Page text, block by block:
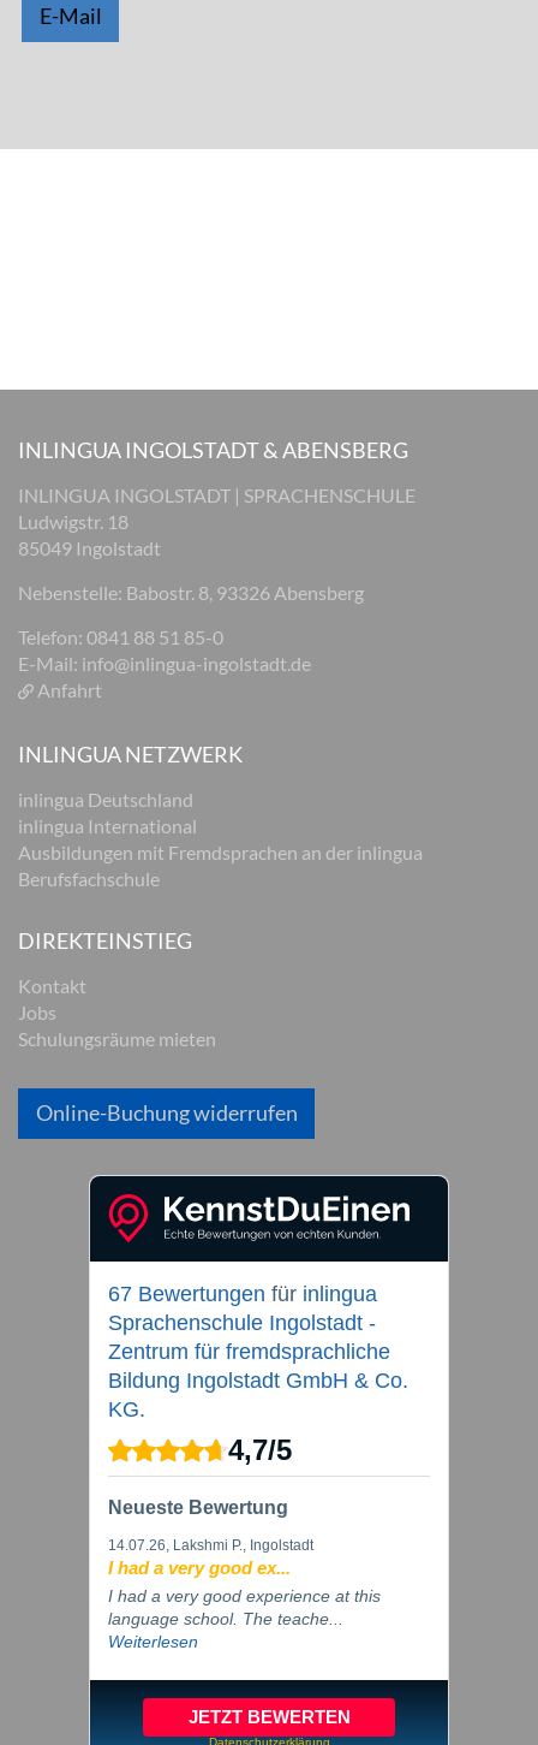
E-Mail
INLINGUA INGOLSTADT & ABENSBERG
INLINGUA INGOLSTADT | SPRACHENSCHULE
Ludwigstr. 18
85049 Ingolstadt
Nebenstelle: Babostr. 8, 93326 Abensberg
Telefon: 0841 88 51 85-0
E-Mail: info@inlingua-ingolstadt.de
Anfahrt
INLINGUA NETZWERK
inlingua Deutschland
inlingua International
Ausbildungen mit Fremdsprachen an der inlingua
Berufsfachschule
DIREKTEINSTIEG
Kontakt
Jobs
Schulungsräume mieten
Online-Buchung widerrufen
67 Bewertungen für inlingua
Sprachenschule Ingolstadt -
Zentrum für fremdsprachliche
Bildung Ingolstadt GmbH & Co.
KG.
4,7/5
Neueste Bewertung
14.07.26, Lakshmi P., Ingolstadt
I had a very good ex...
I had a very good experience at this
language school. The teache...
Weiterlesen
JETZT BEWERTEN
Datenschutzerklärung